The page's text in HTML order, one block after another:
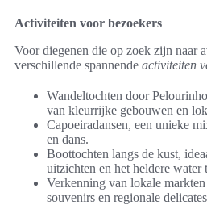
Activiteiten voor bezoekers
Voor diegenen die op zoek zijn naar
verschillende spannende activiteiten
Wandeltochten door
van kleurrijke gebouwen en
Capoeiradansen, een unieke
en dans.
Boottochten langs de kust,
uitzichten en het heldere water
Verkenning van lokale
souvenirs en regionale